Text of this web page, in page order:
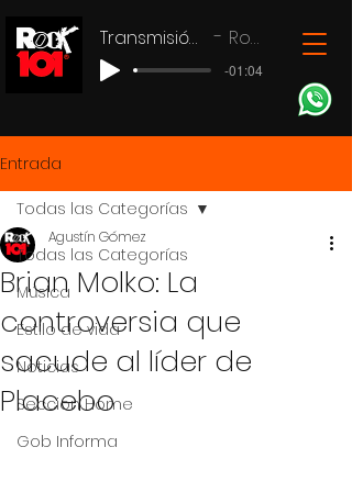
Transmisión en vivo Rock 101
-01:04
Entrada
Todas las Categorías
Música
Estilo de vida
Noticias
Seccion Home
Gob Informa
Todas las Categorías
Brian Molko: La
controversia que
sacude al líder de
Placebo
Agustín Gómez